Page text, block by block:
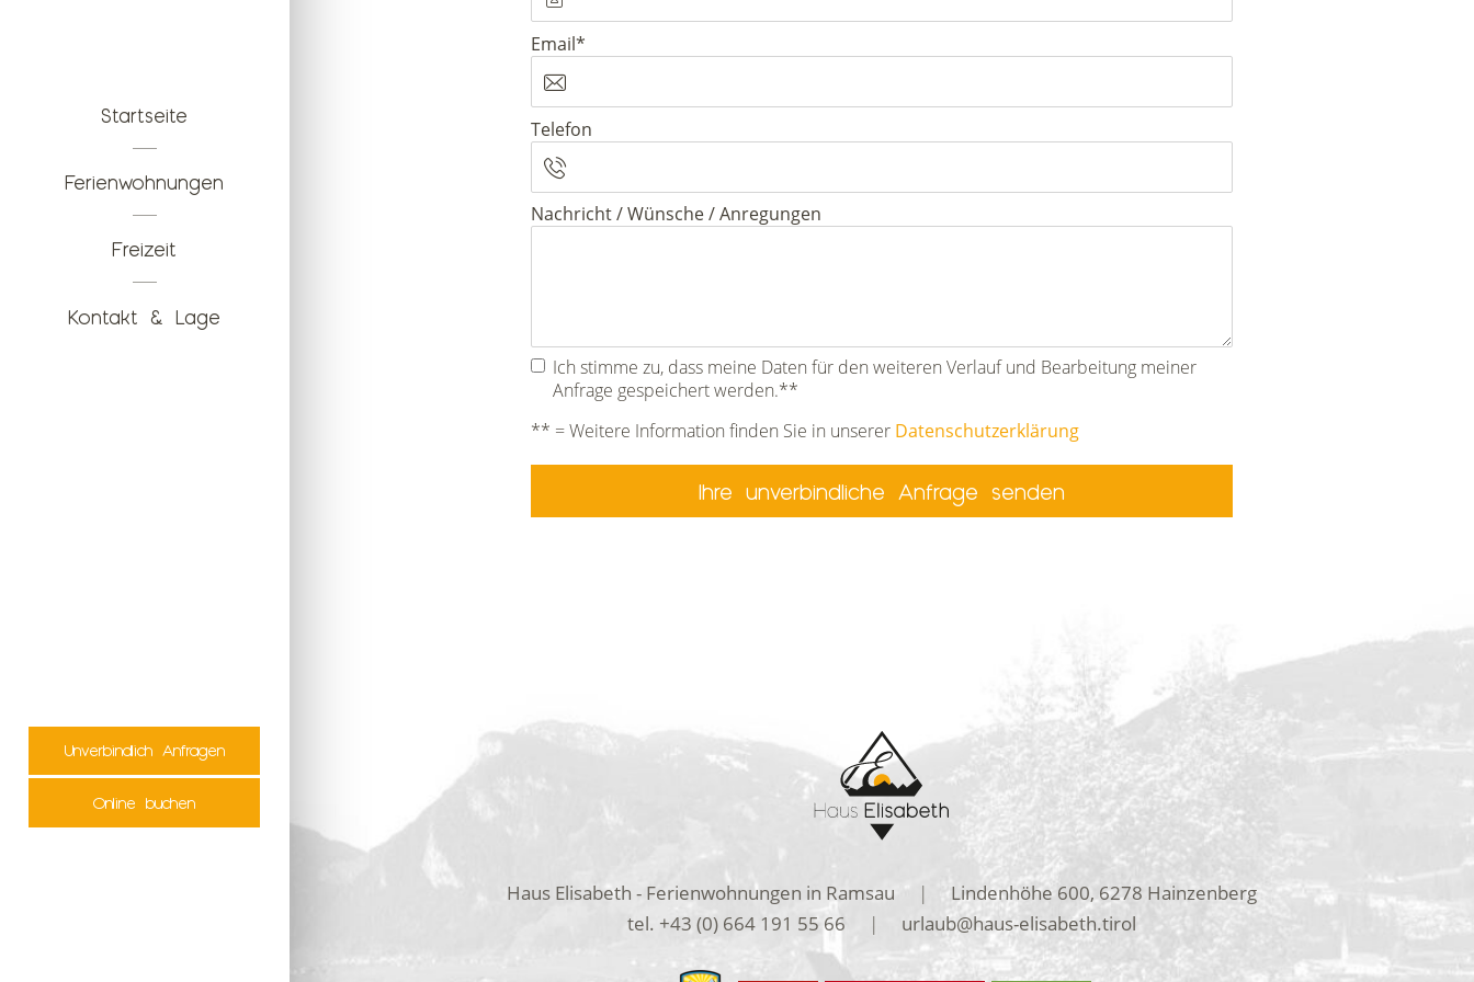
Startseite
Ferienwohnungen
Freizeit
Kontakt & Lage
Unverbindlich Anfragen
Online buchen
Pflichtfeld
Email*
Telefon
Nachricht / Wünsche / Anregungen
Ich stimme zu, dass meine Daten für den weiteren Verlauf und Bearbeitung meiner
Anfrage gespeichert werden.**
** = Weitere Information finden Sie in unserer Datenschutzerklärung
Ihre unverbindliche Anfrage senden
Haus Elisabeth - Ferienwohnungen in Ramsau |
Lindenhöhe 600, 6278 Hainzenberg
tel. +43 (0) 664 191 55 66 | urlaub@haus-elisabeth.tirol